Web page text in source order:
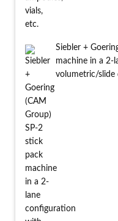
Siebler +
machine in a 2-
volumetric/slide